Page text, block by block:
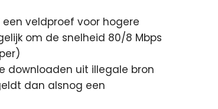
veldproef voor hogere
om de snelheid 80/8 Mbps
downloaden uit illegale bron
dan alsnog een